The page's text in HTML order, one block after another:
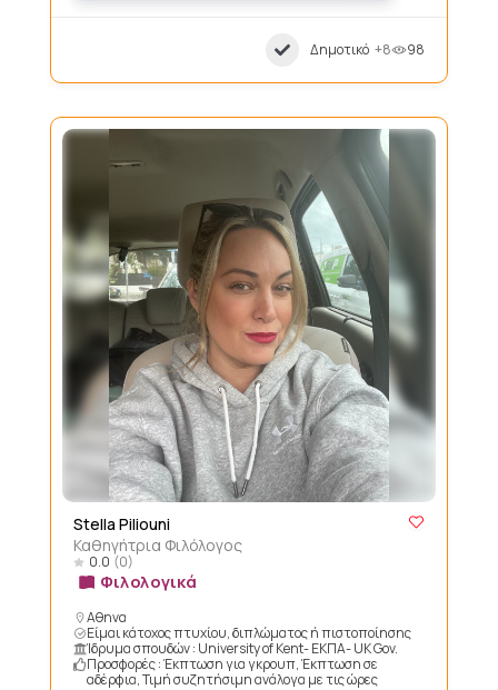
Δημοτικό +8 98
Stella Piliouni
Καθηγήτρια Φιλόλογος
0.0 (0)
Φιλολογικά
Αθηνα
Είμαι κάτοχος πτυχίου, διπλώματος ή πιστοποίησης
Ίδρυμα σπουδών : University of Kent- ΕΚΠΑ- UK Gov.
Προσφορές : Έκπτωση για γκρουπ, Έκπτωση σε
αδέρφια, Τιμή συζητήσιμη ανάλογα με τις ώρες